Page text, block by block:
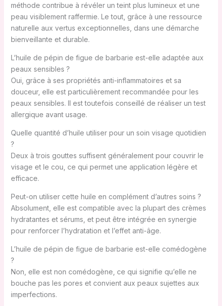
méthode contribue à révéler un teint plus lumineux et une
peau visiblement raffermie. Le tout, grâce à une ressource
naturelle aux vertus exceptionnelles, dans une démarche
bienveillante et durable.
L’huile de pépin de figue de barbarie est-elle adaptée aux
peaux sensibles ?
Oui, grâce à ses propriétés anti-inflammatoires et sa
douceur, elle est particulièrement recommandée pour les
peaux sensibles. Il est toutefois conseillé de réaliser un test
allergique avant usage.
Quelle quantité d’huile utiliser pour un soin visage quotidien
?
Deux à trois gouttes suffisent généralement pour couvrir le
visage et le cou, ce qui permet une application légère et
efficace.
Peut-on utiliser cette huile en complément d’autres soins ?
Absolument, elle est compatible avec la plupart des crèmes
hydratantes et sérums, et peut être intégrée en synergie
pour renforcer l’hydratation et l’effet anti-âge.
L’huile de pépin de figue de barbarie est-elle comédogène
?
Non, elle est non comédogène, ce qui signifie qu’elle ne
bouche pas les pores et convient aux peaux sujettes aux
imperfections.